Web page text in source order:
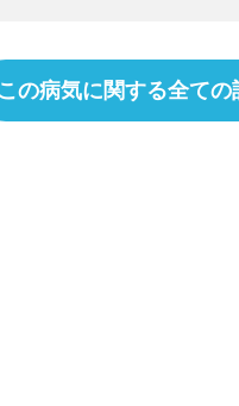
この病気に関する全て